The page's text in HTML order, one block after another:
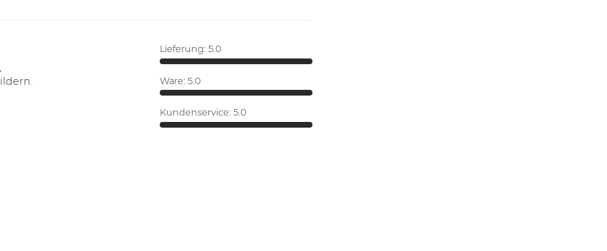
Lieferung: 5.0
Ware: 5.0
Kundenservice: 5.0